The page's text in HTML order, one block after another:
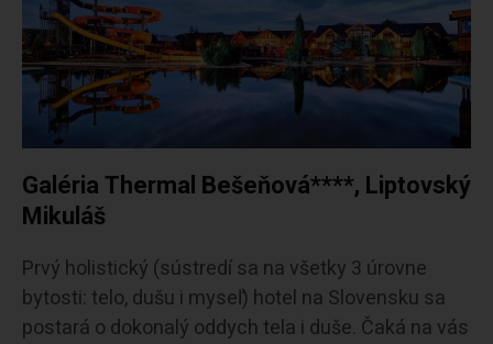
Galéria Thermal Bešeňová****, Liptovský
Mikuláš
Prvý holistický (sústredí sa na všetky 3 úrovne
bytosti: telo, dušu i myseľ) hotel na Slovensku sa
postará o dokonalý oddych tela i duše. Čaká na vás